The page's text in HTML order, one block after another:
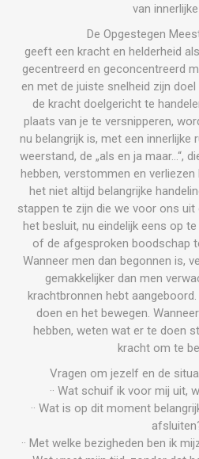
van
De Opgestegen
geeft een kracht en helderheid
gecentreerd en geconcentreerd
en met de juiste snelheid zijn
de kracht doelgericht te
plaats van je te versnipperen,
nu belangrijk is, met een innerlijke
weerstand, de „als en ja maar...“,
hebben, verstommen en verliezen
het niet altijd belangrijke
stappen te zijn die we voor ons uit
het besluit, nu eindelijk eens op
of de afgesproken boodschap
Wanneer men dan begonnen is,
gemakkelijker dan men
krachtbronnen hebt
doen en het bewegen.
hebben, weten wat er te doen
kracht om te
Vragen om jezelf en de
·· Wat schuif ik voor mij uit,
·· Wat is op dit moment
·· Met welke bezigheden ben ik